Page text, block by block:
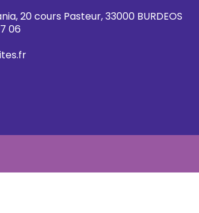
20 cours Pasteur, 33000 BURDEOS
06